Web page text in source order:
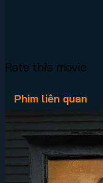
Rate this movie
Phim liên quan